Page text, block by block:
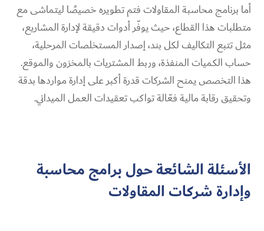
أما برنامج محاسبة المقاولات فتم تطويره خصيصًا ليتماشى مع
متطلبات هذا القطاع، حيث يوفّر أدوات دقيقة لإدارة المشاريع،
مثل تتبع التكاليف لكل بند، إصدار المستخلصات المرحلية،
حساب الكميات المنفذة، وربط المشتريات بالمخزون والموقع.
هذا التخصص يمنح الشركات قدرة أكبر على إدارة مواردها بدقة
وتحقيق رقابة مالية فعّالة تواكب تعقيدات العمل الميداني.
الأسئلة الشائعة حول برامج محاسبة
وإدارة شركات المقاولات